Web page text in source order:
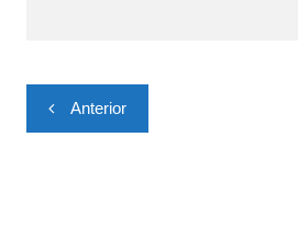
Navegação
de
Anterior